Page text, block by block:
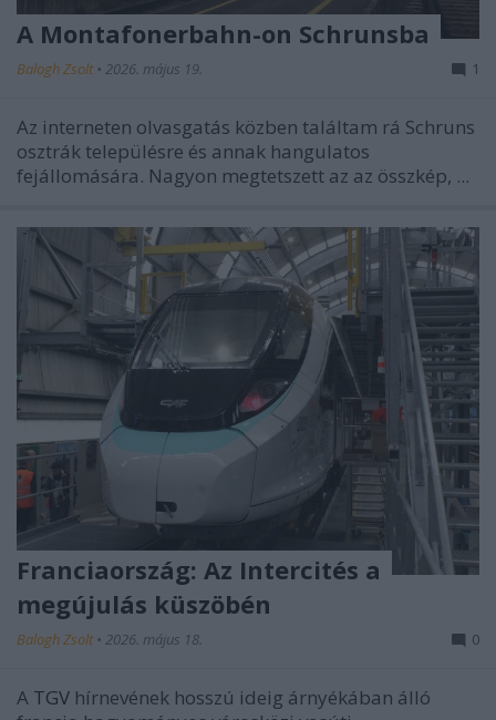
A Montafonerbahn-on Schrunsba
Balogh Zsolt • 2026. május 19. 1
Az interneten olvasgatás közben találtam rá Schruns
osztrák településre és annak hangulatos
fejállomására. Nagyon megtetszett az az összkép, ...
Franciaország: Az Intercités a
megújulás küszöbén
Balogh Zsolt • 2026. május 18. 0
A TGV hírnevének hosszú ideig árnyékában álló